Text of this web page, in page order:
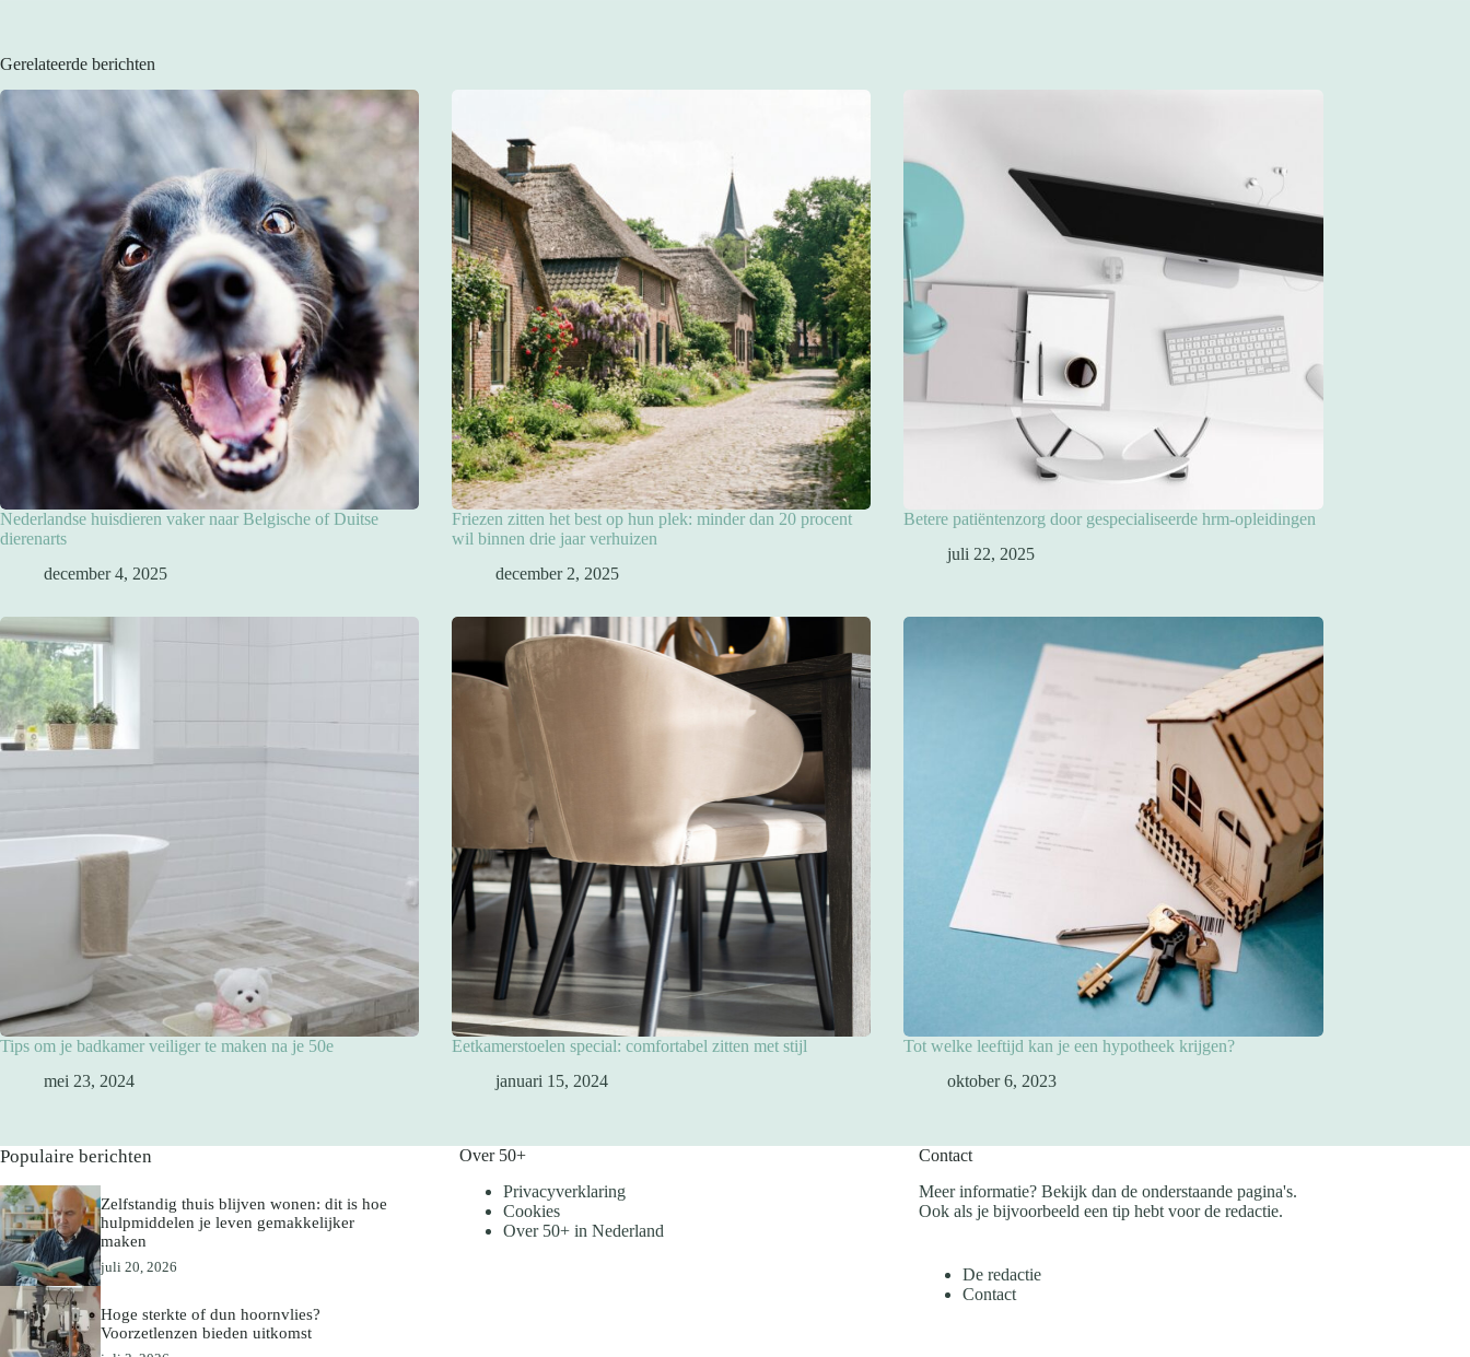
Gerelateerde berichten
Nederlandse huisdieren vaker naar Belgische of Duitse
dierenarts
december 4, 2025
Friezen zitten het best op hun plek: minder dan 20 procent
wil binnen drie jaar verhuizen
december 2, 2025
Betere patiëntenzorg door gespecialiseerde hrm-opleidingen
juli 22, 2025
Tips om je badkamer veiliger te maken na je 50e
mei 23, 2024
Eetkamerstoelen special: comfortabel zitten met stijl
januari 15, 2024
Tot welke leeftijd kan je een hypotheek krijgen?
oktober 6, 2023
Populaire berichten
Zelfstandig thuis blijven wonen: dit is hoe
hulpmiddelen je leven gemakkelijker
maken
juli 20, 2026
Hoge sterkte of dun hoornvlies?
Voorzetlenzen bieden uitkomst
Over 50+
Privacyverklaring
Cookies
Over 50+ in Nederland
Contact
Meer informatie? Bekijk dan de onderstaande pagina's.
Ook als je bijvoorbeeld een tip hebt voor de redactie.
De redactie
Contact